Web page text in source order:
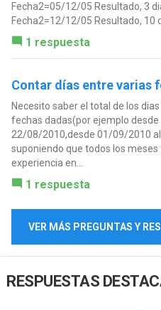
Fecha2=05/12/05 Resultado, 3
Fecha2=12/12/05 Resultado, 10
1 respuesta
Contar días entre varias
Necesito saber el total de los
fechas dadas(por ejemplo desde
22/08/2010,desde 01/09/2010
suponiendo que todos los
experiencia en...
1 respuesta
VER MÁS PREGUNTAS Y
RESPUESTAS